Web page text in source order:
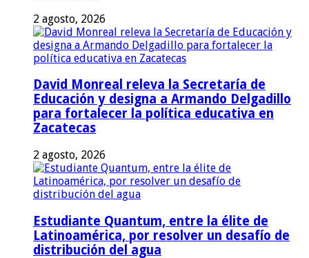
2 agosto, 2026
David Monreal releva la Secretaría de
Educación y designa a Armando Delgadillo
para fortalecer la política educativa en
Zacatecas
2 agosto, 2026
Estudiante Quantum, entre la élite de
Latinoamérica, por resolver un desafío de
distribución del agua